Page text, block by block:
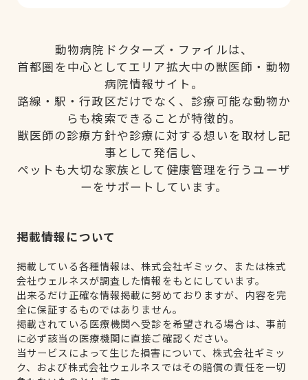
動物病院ドクターズ・ファイルは、
首都圏を中心としてエリア拡大中の獣医師・動物
病院情報サイト。
路線・駅・行政区だけでなく、診療可能な動物か
らも検索できることが特徴的。
獣医師の診療方針や診療に対する想いを取材し記
事として発信し、
ペットも大切な家族として健康管理を行うユーザ
ーをサポートしています。
掲載情報について
掲載している各種情報は、株式会社ギミック、または株式
会社ウェルネスが調査した情報をもとにしています。
出来るだけ正確な情報掲載に努めておりますが、内容を完
全に保証するものではありません。
掲載されている医療機関へ受診を希望される場合は、事前
に必ず該当の医療機関に直接ご確認ください。
当サービスによって生じた損害について、株式会社ギミッ
ク、および株式会社ウェルネスではその賠償の責任を一切